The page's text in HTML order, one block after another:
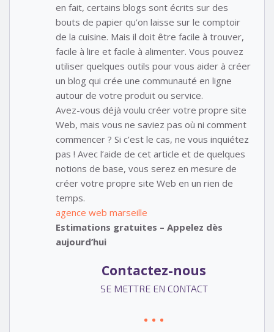
en fait, certains blogs sont écrits sur des
bouts de papier qu’on laisse sur le comptoir
de la cuisine. Mais il doit être facile à trouver,
facile à lire et facile à alimenter. Vous pouvez
utiliser quelques outils pour vous aider à créer
un blog qui crée une communauté en ligne
autour de votre produit ou service.
Avez-vous déjà voulu créer votre propre site
Web, mais vous ne saviez pas où ni comment
commencer ? Si c’est le cas, ne vous inquiétez
pas ! Avec l’aide de cet article et de quelques
notions de base, vous serez en mesure de
créer votre propre site Web en un rien de
temps.
agence web marseille
Estimations gratuites – Appelez dès
aujourd’hui
Contactez-nous
SE METTRE EN CONTACT